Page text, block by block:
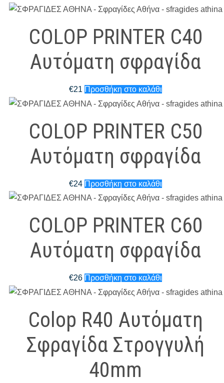
COLOP PRINTER C40
Αυτόματη σφραγίδα
€21 Προσθήκη στο καλάθι
COLOP PRINTER C50
Αυτόματη σφραγίδα
€24 Προσθήκη στο καλάθι
COLOP PRINTER C60
Αυτόματη σφραγίδα
€26 Προσθήκη στο καλάθι
Colop R40 Αυτόματη
Σφραγίδα Στρογγυλή
40mm